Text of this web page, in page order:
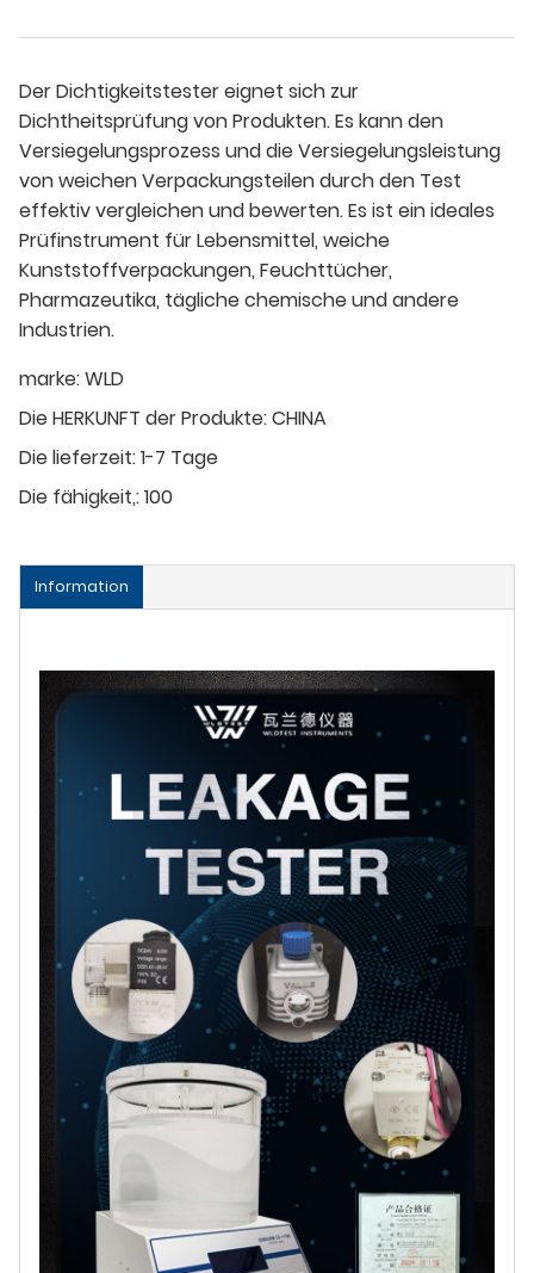
Der Dichtigkeitstester eignet sich zur
Dichtheitsprüfung von Produkten. Es kann den
Versiegelungsprozess und die Versiegelungsleistung
von weichen Verpackungsteilen durch den Test
effektiv vergleichen und bewerten. Es ist ein ideales
Prüfinstrument für Lebensmittel, weiche
Kunststoffverpackungen, Feuchttücher,
Pharmazeutika, tägliche chemische und andere
Industrien.
marke:WLD
Die HERKUNFT der Produkte:CHINA
Die lieferzeit:1-7 Tage
Die fähigkeit,:100
Information